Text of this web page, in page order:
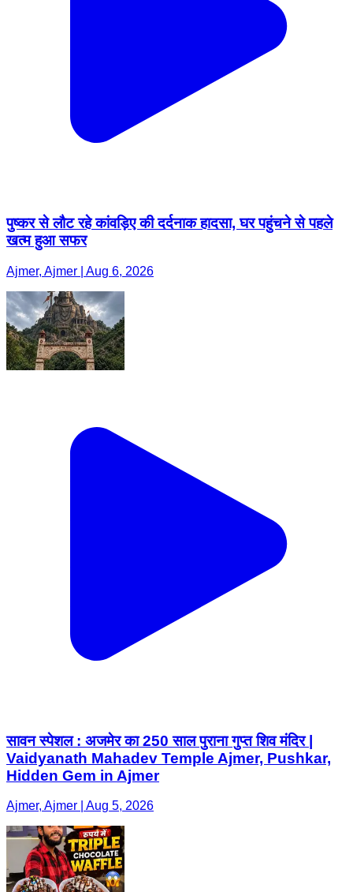
पुष्कर से लौट रहे कांवड़िए की दर्दनाक हादसा, घर पहुंचने से पहले
खत्म हुआ सफर
Ajmer, Ajmer | Aug 6, 2026
सावन स्पेशल : अजमेर का 250 साल पुराना गुप्त शिव मंदिर |
Vaidyanath Mahadev Temple Ajmer, Pushkar,
Hidden Gem in Ajmer
Ajmer, Ajmer | Aug 5, 2026